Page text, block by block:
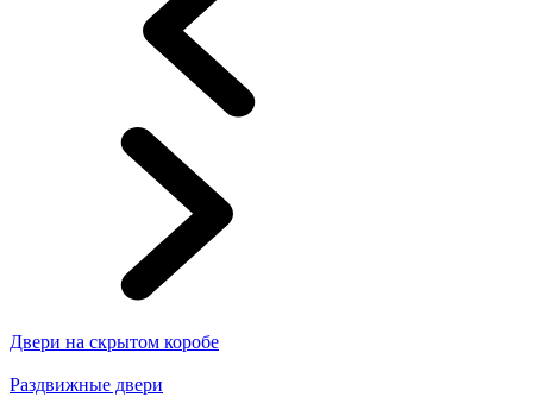
Двери на скрытом коробе
Раздвижные двери